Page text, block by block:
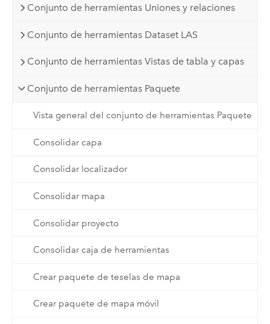
Conjunto de herramientas Uniones y relaciones
Conjunto de herramientas Dataset LAS
Conjunto de herramientas Vistas de tabla y capas
Conjunto de herramientas Paquete
Vista general del conjunto de herramientas Paquete
Consolidar capa
Consolidar localizador
Consolidar mapa
Consolidar proyecto
Consolidar caja de herramientas
Crear paquete de teselas de mapa
Crear paquete de mapa móvil